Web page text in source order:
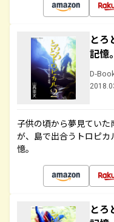
とろ
記
D-
子供の頃から夢見てい
が、島で出合うトロピ
憶。
とろ